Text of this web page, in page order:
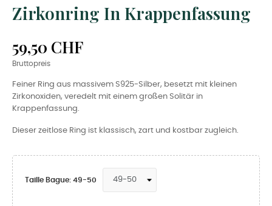
Zirkonring In Krappenfassung
59,50 CHF
Bruttopreis
Feiner Ring aus massivem S925-Silber, besetzt mit kleinen
Zirkonoxiden, veredelt mit einem großen Solitär in
Krappenfassung.
Dieser zeitlose Ring ist klassisch, zart und kostbar zugleich.
Taille Bague: 49-50